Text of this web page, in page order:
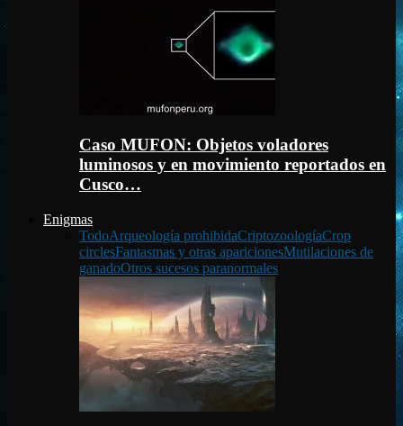
Caso MUFON: Objetos voladores
luminosos y en movimiento reportados en
Cusco…
Enigmas
TodoArqueología prohibidaCriptozoologíaCrop
circlesFantasmas y otras aparicionesMutilaciones de
ganadoOtros sucesos paranormales